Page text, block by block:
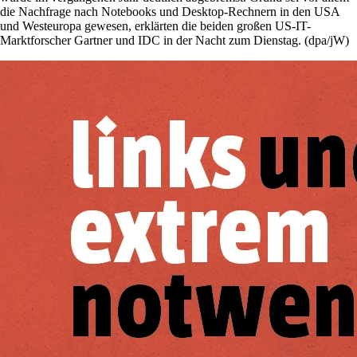
die Nachfrage nach Notebooks und Desktop-Rechnern in den USA
und Westeuropa gewesen, erklärten die beiden großen US-IT-
Marktforscher Gartner und IDC in der Nacht zum Dienstag. (dpa/jW)